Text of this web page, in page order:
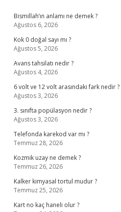
Bismillah’ın anlamı ne demek ?
Ağustos 6, 2026
Kok 0 doğal sayı mı ?
Ağustos 5, 2026
Avans tahsilatı nedir ?
Ağustos 4, 2026
6 volt ve 12 volt arasındaki fark nedir ?
Ağustos 3, 2026
3. sınıfta popülasyon nedir ?
Ağustos 3, 2026
Telefonda karekod var mı ?
Temmuz 28, 2026
Kozmik uzay ne demek ?
Temmuz 26, 2026
Kalker kimyasal tortul mudur ?
Temmuz 25, 2026
Kart no kaç haneli olur ?